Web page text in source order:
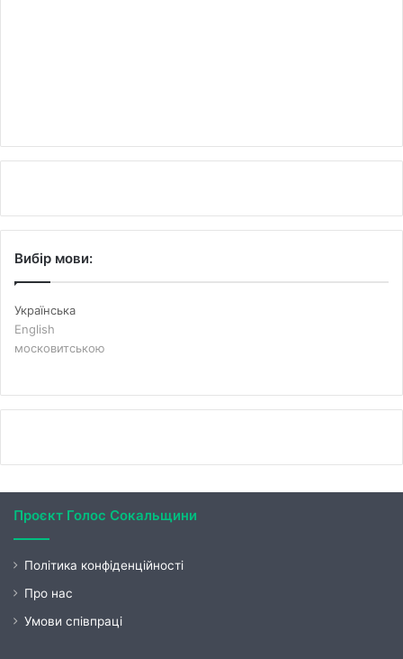
Вибір мови:
Українська
English
московитською
Проєкт Голос Сокальщини
Політика конфіденційності
Про нас
Умови співпраці